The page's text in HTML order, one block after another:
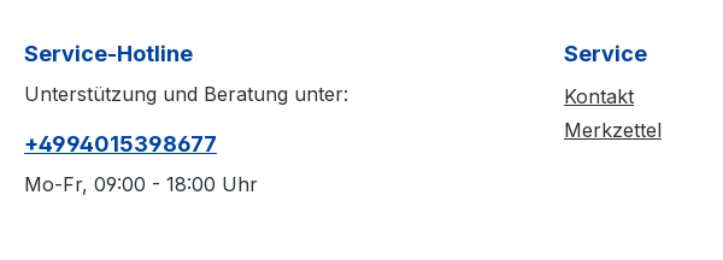
Service-Hotline
Unterstützung und Beratung unter:
+4994015398677
Mo-Fr, 09:00 - 18:00 Uhr
Service
Kontakt
Merkzettel